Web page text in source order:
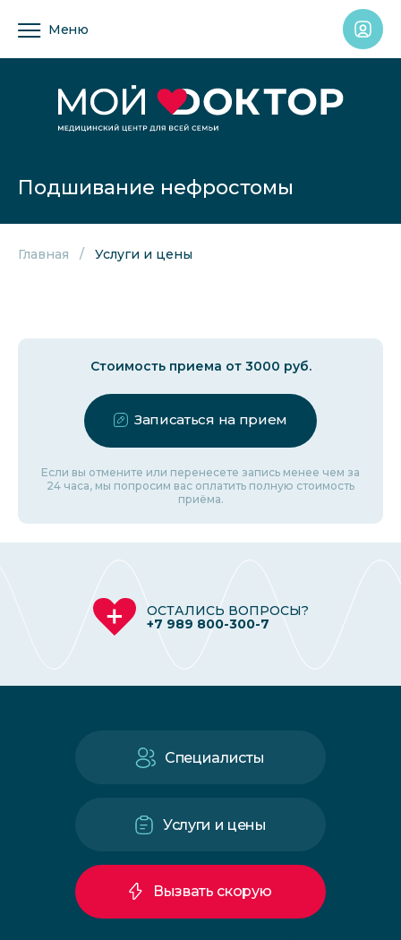
Меню
Подшивание нефростомы
Главная Услуги и цены
Стоимость приема от 3000 руб.
Записаться на прием
Если вы отмените или перенесете запись менее чем за
24 часа, мы попросим вас оплатить полную стоимость
приёма.
ОСТАЛИСЬ ВОПРОСЫ?
+7 989 800-300-7
Специалисты
Услуги и цены
Вызвать скорую